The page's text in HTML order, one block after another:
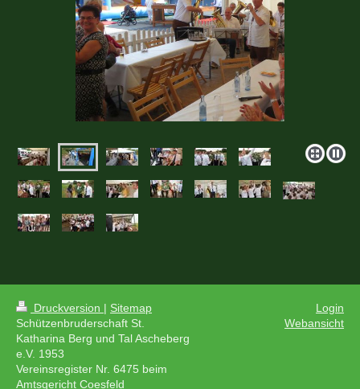
Druckversion | Sitemap
Schützenbruderschaft St.
Katharina Berg und Tal Ascheberg
e.V. 1953
Vereinsregister Nr. 6475 beim
Amtsgericht Coesfeld
Login
Webansicht